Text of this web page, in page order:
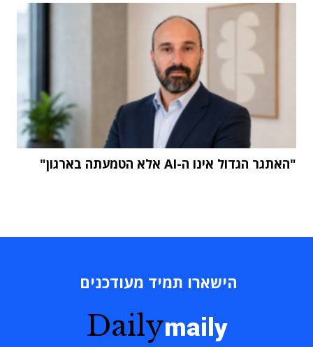
"האתגר הגדול אינו ה-AI אלא הטמעתה בארגון"
הישארו תמיד מעודכנים
Dailymaily